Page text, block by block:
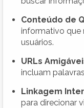
Conteúdo de
informativo que
usuários.
URLs
incluam
Linkagem
para direcionar